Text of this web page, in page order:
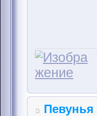
Певунья